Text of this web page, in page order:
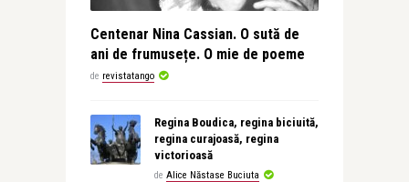
Centenar Nina Cassian. O sută de
ani de frumusețe. O mie de poeme
de revistatango
Regina Boudica, regina biciuită,
regina curajoasă, regina
victorioasă
de Alice Năstase Buciuta